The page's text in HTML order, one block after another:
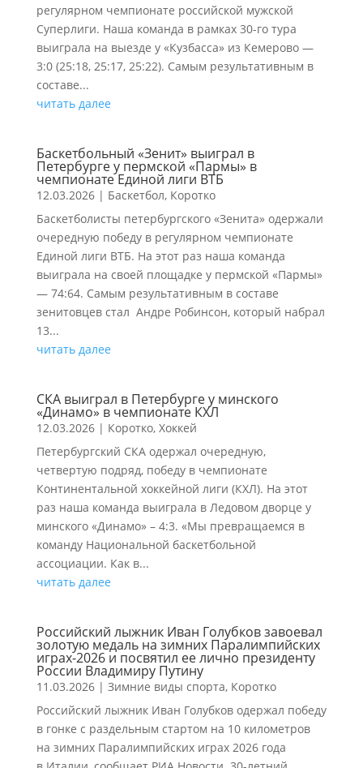
регулярном чемпионате российской мужской
Суперлиги. Наша команда в рамках 30-го тура
выиграла на выезде у «Кузбасса» из Кемерово —
3:0 (25:18, 25:17, 25:22). Самым результативным в
составе...
читать далее
Баскетбольный «Зенит» выиграл в
Петербурге у пермской «Пармы» в
чемпионате Единой лиги ВТБ
12.03.2026| Баскетбол, Коротко
Баскетболисты петербургского «Зенита» одержали
очередную победу в регулярном чемпионате
Единой лиги ВТБ. На этот раз наша команда
выиграла на своей площадке у пермской «Пармы»
— 74:64. Самым результативным в составе
зенитовцев стал Андре Робинсон, который набрал
13...
читать далее
СКА выиграл в Петербурге у минского
«Динамо» в чемпионате КХЛ
12.03.2026| Коротко, Хоккей
Петербургский СКА одержал очередную,
четвертую подряд, победу в чемпионате
Континентальной хоккейной лиги (КХЛ). На этот
раз наша команда выиграла в Ледовом дворце у
минского «Динамо» – 4:3. «Мы превращаемся в
команду Национальной баскетбольной
ассоциации. Как в...
читать далее
Российский лыжник Иван Голубков завоевал
золотую медаль на зимних Паралимпийских
играх-2026 и посвятил ее лично президенту
России Владимиру Путину
11.03.2026| Зимние виды спорта, Коротко
Российский лыжник Иван Голубков одержал победу
в гонке с раздельным стартом на 10 километров
на зимних Паралимпийских играх 2026 года